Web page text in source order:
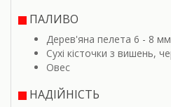
ПАЛИВО
Дерев'яна пелета 6 - 8 мм
Сухі кісточки з вишень,
Овес
НАДІЙНІСТЬ